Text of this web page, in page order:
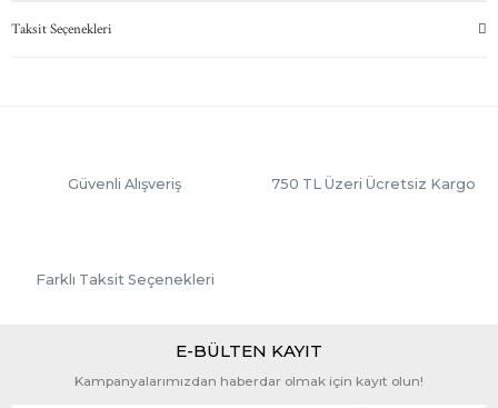
Taksit Seçenekleri
Güvenli Alışveriş 750 TL Üzeri Ücretsiz Kargo
Farklı Taksit Seçenekleri
E-BÜLTEN KAYIT
Kampanyalarımızdan haberdar olmak için kayıt olun!